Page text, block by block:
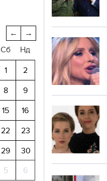
→
←
Сб Нд
1
2
8
9
15
16
22
23
29
30
5 6